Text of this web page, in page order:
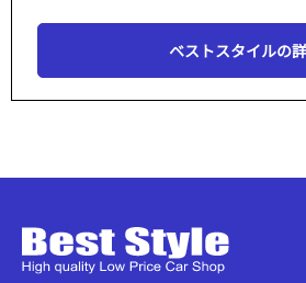
ベストスタイルの